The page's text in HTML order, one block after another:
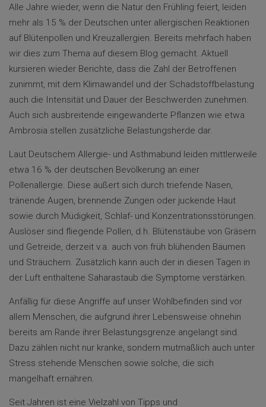
Alle Jahre wieder, wenn die Natur den Frühling feiert, leiden
mehr als 15 % der Deutschen unter allergischen Reaktionen
auf Blütenpollen und Kreuzallergien. Bereits mehrfach haben
wir dies zum Thema auf diesem Blog gemacht. Aktuell
kursieren wieder Berichte, dass die Zahl der Betroffenen
zunimmt, mit dem Klimawandel und der Schadstoffbelastung
auch die Intensität und Dauer der Beschwerden zunehmen.
Auch sich ausbreitende eingewanderte Pflanzen wie etwa
Ambrosia stellen zusätzliche Belastungsherde dar.
Laut Deutschem Allergie- und Asthmabund leiden mittlerweile
etwa 16 % der deutschen Bevölkerung an einer
Pollenallergie. Diese äußert sich durch triefende Nasen,
tränende Augen, brennende Zungen oder juckende Haut
sowie durch Müdigkeit, Schlaf- und Konzentrationsstörungen.
Auslöser sind fliegende Pollen, d.h. Blütenstäube von Gräsern
und Getreide, derzeit v.a. auch von früh blühenden Bäumen
und Sträuchern. Zusätzlich kann auch der in diesen Tagen in
der Luft enthaltene Saharastaub die Symptome verstärken.
Anfällig für diese Angriffe auf unser Wohlbefinden sind vor
allem Menschen, die aufgrund ihrer Lebensweise ohnehin
bereits am Rande ihrer Belastungsgrenze angelangt sind.
Dazu zählen nicht nur kranke, sondern mutmaßlich auch unter
Stress stehende Menschen sowie solche, die sich
mangelhaft ernähren.
Seit Jahren ist eine Vielzahl von Tipps und